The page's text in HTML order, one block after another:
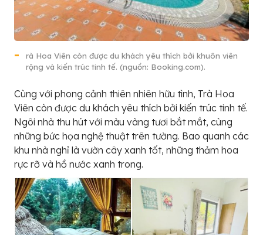
rà Hoa Viên còn được du khách yêu thích bởi khuôn viên
rộng và kiến trúc tinh tế. (nguồn: Booking.com).
Cùng với phong cảnh thiên nhiên hữu tình, Trà Hoa
Viên còn được du khách yêu thích bởi kiến trúc tinh tế.
Ngôi nhà thu hút với màu vàng tươi bắt mắt, cùng
những bức họa nghệ thuật trên tường. Bao quanh các
khu nhà nghỉ là vườn cây xanh tốt, những thảm hoa
rực rỡ và hồ nước xanh trong.